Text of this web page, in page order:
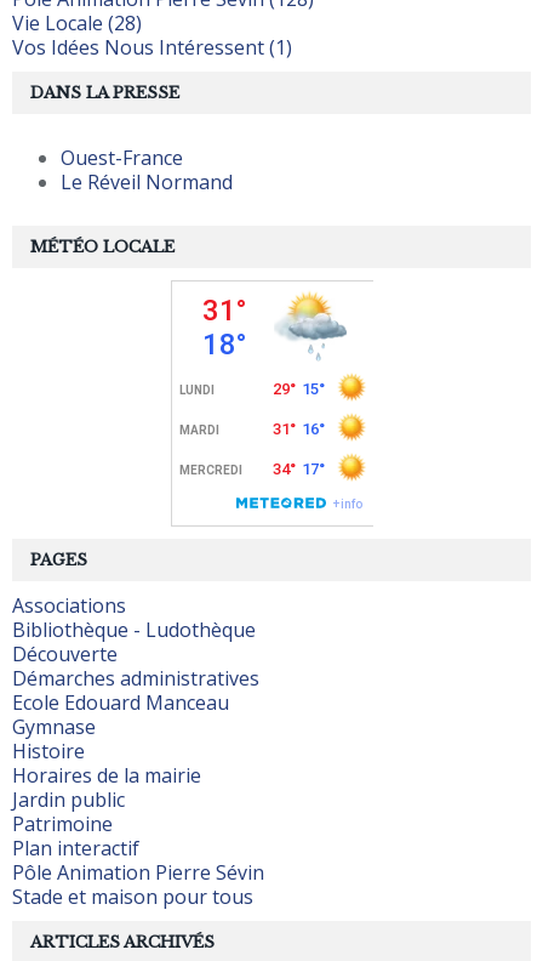
PAGES
Associations
Bibliothèque - Ludothèque
Découverte
Démarches administratives
Ecole Edouard Manceau
Gymnase
Histoire
Horaires de la mairie
Jardin public
Patrimoine
Plan interactif
Pôle Animation Pierre Sévin
Stade et maison pour tous
Vie Locale (28)
Vos Idées Nous Intéressent (1)
MÉTÉO LOCALE
DANS LA PRESSE
Ouest-France
Le Réveil Normand
ARTICLES ARCHIVÉS